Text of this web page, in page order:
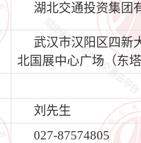
湖北交通投资集团
武汉市汉阳区四新
北国展中心广场（东
刘先生
027-87574805